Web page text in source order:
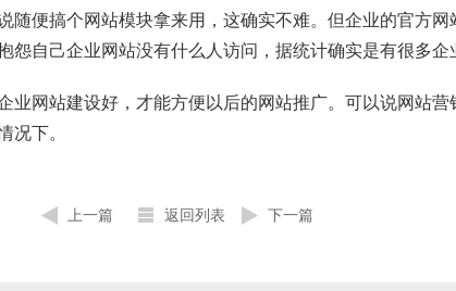
随便搞个网站模块拿来用，这确实不难。但企业的官方
怨自己企业网站没有什么人访问，据统计确实是有很多企
业网站建设好，才能方便以后的网站推广。可以说网站营
况下。
上一篇 返回列表 下一篇